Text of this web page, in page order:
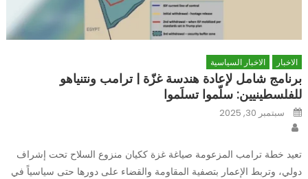
الاخبار الاخبار السياسية
برنامج شامل لإعادة هندسة غزّة | ترامب ونتنياهو
للفلسطينيين: سلّموا تسلَموا
Posted
onسبتمبر 30, 2025
تعيد خطة ترامب المزعومة صياغة غزة ككيان منزوع السلاح تحت إشراف
دولي، وتربط الإعمار بتصفية المقاومة والقضاء على دورها حتى سياسياً في